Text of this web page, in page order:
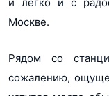
Москве.
Рядом со
сожалению,